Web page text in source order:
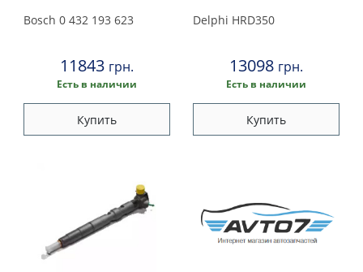
Bosch 0 432 193 623
11843 грн.
Есть в наличии
Купить
Delphi HRD350
13098 грн.
Есть в наличии
Купить